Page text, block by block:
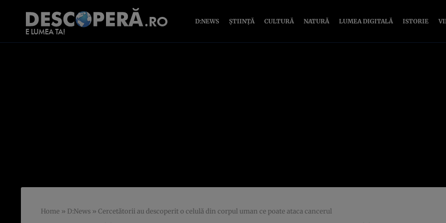
D:NEWS ȘTIINȚĂ CULTURĂ NATURĂ LUMEA DIGITALĂ ISTORIE
Home » D:News » Cercetătorii au descoperit o celulă din corpul uman ce poate ataca cancerul